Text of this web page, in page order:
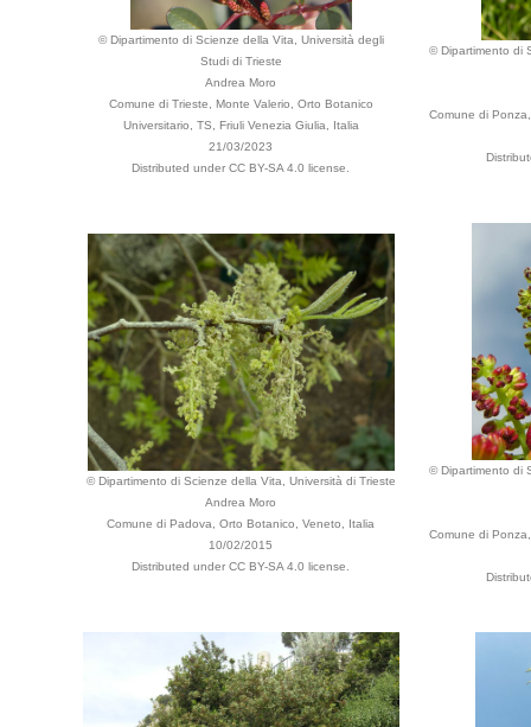
© Dipartimento di Scienze della Vita, Università degli
Studi di Trieste
Andrea Moro
Comune di Trieste, Monte Valerio, Orto Botanico
Universitario, TS, Friuli Venezia Giulia, Italia
21/03/2023
Distributed under CC BY-SA 4.0 license.
© Dipartimento di
Comune di
© Dipartimento di Scienze della Vita, Università di Trieste
Andrea Moro
Comune di Padova, Orto Botanico, Veneto, Italia
10/02/2015
Distributed under CC BY-SA 4.0 license.
© Dipartimento di
Comune di